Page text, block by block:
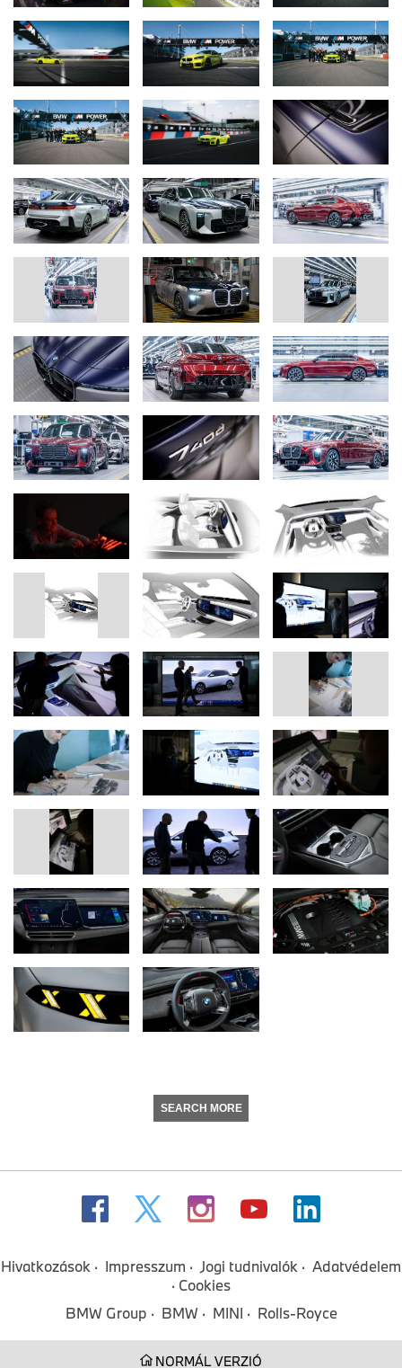
SEARCH MORE
Hivatkozások Impresszum Jogi tudnivalók
Adatvédelem
Cookies
BMW Group
BMW MINI Rolls-Royce
NORMÁL VERZIÓ